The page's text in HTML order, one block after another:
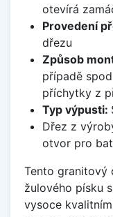
otevírá
Provedení
dřezu
Způsob
případě
příchytky z
Typ výpusti:
Dřez z
otvor pro
Tento granitový
žulového písku
vysoce